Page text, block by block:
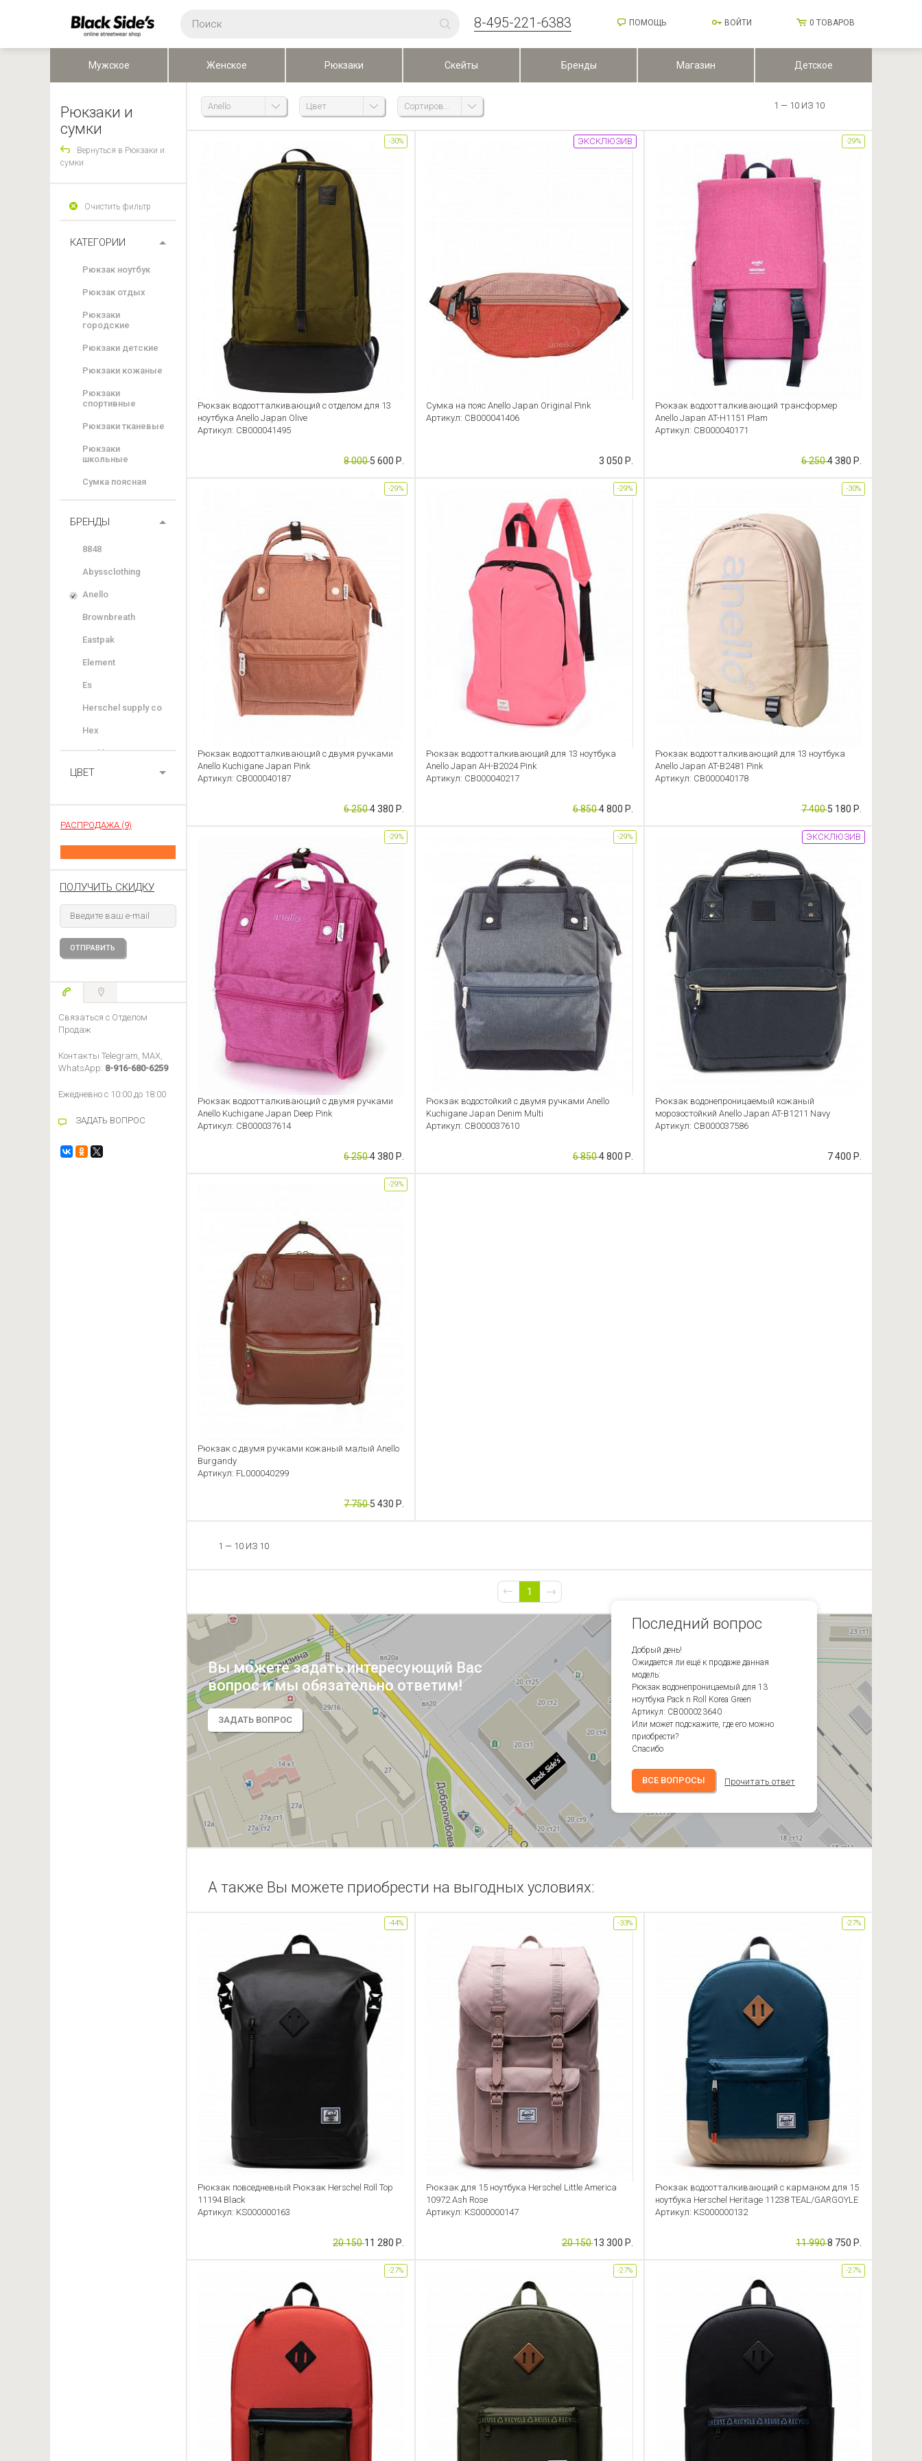
Рюкзаки и
сумки
Вернуться в Рюкзаки и
сумки
Очистить фильтр
КАТЕГОРИИ
Рюкзак ноутбук
Рюкзак отдых
Рюкзаки
городские
Рюкзаки детские
Рюкзаки кожаные
Рюкзаки
спортивные
Рюкзаки тканевые
Рюкзаки
школьные
Сумка поясная
БРЕНДЫ
8848
Abyssclothing
Anello
Brownbreath
Eastpak
Element
Es
Herschel supply co
Hex
Kaukko
Knowledge Cotton
Legato Largo
Mi-Pac
Stighlorgan
Unit Portables
Yellowstone
ЦВЕТ
РАСПРОДАЖА (9)
ПОЛУЧИТЬ СКИДКУ
Связаться с Отделом
Продаж
Контакты Telegram, MAX,
WhatsApp: 8-916-680-6259
Ежедневно с 10:00 до 18:00
ЗАДАТЬ ВОПРОС
1 — 10 ИЗ 10
Anello Цвет Сортировка
Рюкзак водоотталкивающий с отделом для 13
ноутбука Anello Japan Olive
Артикул: CB000041495
8 0005 600 Р.
-30%
Сумка на пояс Anello Japan Original Pink
Артикул: CB000041406
3 050 Р.
ЭКСКЛЮЗИВ
Рюкзак водоотталкивающий трансформер
Anello Japan AT-H1151 Plam
Артикул: CB000040171
6 2504 380 Р.
-29%
Рюкзак водоотталкивающий с двумя ручками
Anello Kuchigane Japan Pink
Артикул: CB000040187
6 2504 380 Р.
-29%
Рюкзак водоотталкивающий для 13 ноутбука
Anello Japan AH-B2024 Pink
Артикул: CB000040217
6 8504 800 Р.
-29%
Рюкзак водоотталкивающий для 13 ноутбука
Anello Japan AT-B2481 Pink
Артикул: CB000040178
7 4005 180 Р.
-30%
Рюкзак водоотталкивающий с двумя ручками
Anello Kuchigane Japan Deep Pink
Артикул: CB000037614
6 2504 380 Р.
-29%
Рюкзак водостойкий с двумя ручками Anello
Kuchigane Japan Denim Multi
Артикул: CB000037610
6 8504 800 Р.
-29%
Рюкзак водонепроницаемый кожаный
морозостойкий Anello Japan AT-B1211 Navy
Артикул: CB000037586
7 400 Р.
ЭКСКЛЮЗИВ
Рюкзак с двумя ручками кожаный малый Anello
Burgandy
Артикул: FL000040299
7 7505 430 Р.
-29%
1 — 10 ИЗ 10
1
Последний вопрос
Добрый день!
Ожидается ли ещё к продаже данная
модель:
Рюкзак водонепроницаемый для 13
ноутбука Pack n Roll Korea Green
Артикул: CB000023640
Или может подскажите, где его можно
приобрести?
Спасибо
ВСЕ ВОПРОСЫ Прочитать ответ
Вы можете задать интересующий Вас
вопрос и мы обязательно ответим!
ЗАДАТЬ ВОПРОС
А также Вы можете приобрести на выгодных условиях:
Рюкзак повседневный Рюкзак Herschel Roll Top
11194 Black
Артикул: KS000000163
20 15011 280 Р.
-44%
Рюкзак для 15 ноутбука Herschel Little America
10972 Ash Rose
Артикул: KS000000147
20 15013 300 Р.
-33%
Рюкзак водоотталкивающий с карманом для 15
ноутбука Herschel Heritage 11238 TEAL/GARGOYLE
Артикул: KS000000132
11 9908 750 Р.
-27%
-27% -27% -27%
8-495-221-6383 ПОМОЩЬ ВОЙТИ 0 ТОВАРОВ
Мужское Женское Рюкзаки Скейты Бренды Магазин Детское